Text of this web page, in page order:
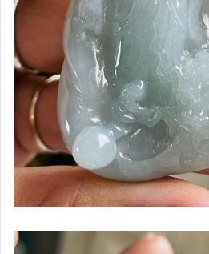
寶石｜K金｜銀飾
和闐玉／籽料／沁料／白玉
沉香｜線香｜精油
寶藝BONANZA全系列
奈米能量NA-ME沙龍保養品
二手名牌包｜小精品
耳環／耳針／胸針
戒指／玉戒／扳指